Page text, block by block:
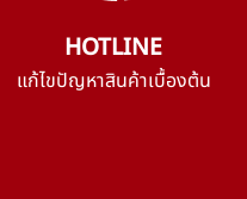
HOTLINE
แก้ไขปัญหาสินค้าเบื้องต้น